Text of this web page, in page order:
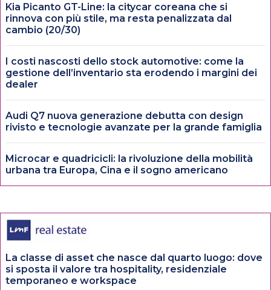
Kia Picanto GT-Line: la citycar coreana che si
rinnova con più stile, ma resta penalizzata dal
cambio (20/30)
I costi nascosti dello stock automotive: come la
gestione dell’inventario sta erodendo i margini dei
dealer
Audi Q7 nuova generazione debutta con design
rivisto e tecnologie avanzate per la grande famiglia
Microcar e quadricicli: la rivoluzione della mobilità
urbana tra Europa, Cina e il sogno americano
La classe di asset che nasce dal quarto luogo: dove
si sposta il valore tra hospitality, residenziale
temporaneo e workspace